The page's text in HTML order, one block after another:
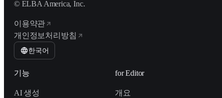
© ELBA America, Inc.
이용약관
개인정보처리방침
한국어
기능
AI 생성
for Editor
개요